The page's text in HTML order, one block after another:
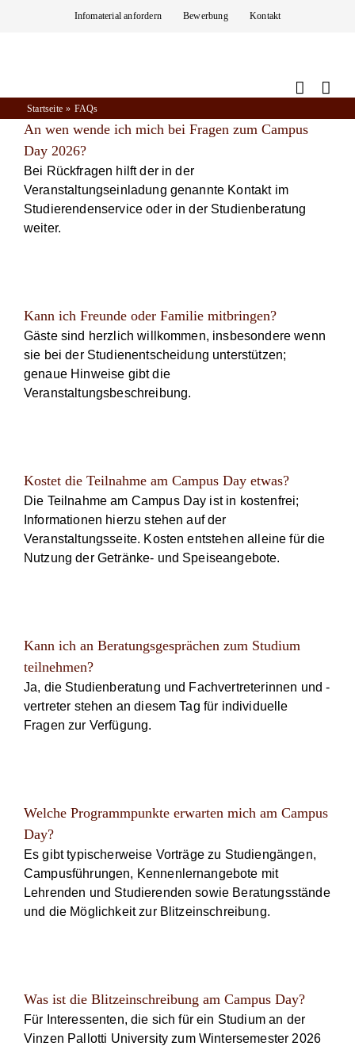
Infomaterial anfordern Bewerbung Kontakt
Startseite FAQs
An wen wende ich mich bei Fragen zum Campus
Day 2026?
Bei Rückfragen hilft der in der
Veranstaltungseinladung genannte Kontakt im
Studierendenservice oder in der Studienberatung
weiter.
Kann ich Freunde oder Familie mitbringen?
Gäste sind herzlich willkommen, insbesondere wenn
sie bei der Studienentscheidung unterstützen;
genaue Hinweise gibt die
Veranstaltungsbeschreibung.
Kostet die Teilnahme am Campus Day etwas?
Die Teilnahme am Campus Day ist in kostenfrei;
Informationen hierzu stehen auf der
Veranstaltungsseite. Kosten entstehen alleine für die
Nutzung der Getränke- und Speiseangebote.
Kann ich an Beratungsgesprächen zum Studium
teilnehmen?
Ja, die Studienberatung und Fachvertreterinnen und -
vertreter stehen an diesem Tag für individuelle
Fragen zur Verfügung.
Welche Programmpunkte erwarten mich am Campus
Day?
Es gibt typischerweise Vorträge zu Studiengängen,
Campusführungen, Kennenlernangebote mit
Lehrenden und Studierenden sowie Beratungsstände
und die Möglichkeit zur Blitzeinschreibung.
Was ist die Blitzeinschreibung am Campus Day?
Für Interessenten, die sich für ein Studium an der
Vinzen Pallotti University zum Wintersemester 2026